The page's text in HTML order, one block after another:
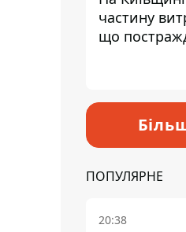
частину
що
ПОПУЛЯРНЕ
20:38